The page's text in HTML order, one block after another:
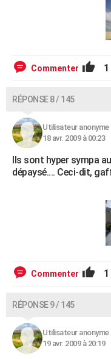
Commenter 1
RÉPONSE 8 / 145
Utilisateur anonyme
18 avr. 2009 à 00:23
Ils sont hyper sympa
dépaysé.... Ceci-dit,
Commenter 1
RÉPONSE 9 / 145
Utilisateur anonyme
19 avr. 2009 à 20:19